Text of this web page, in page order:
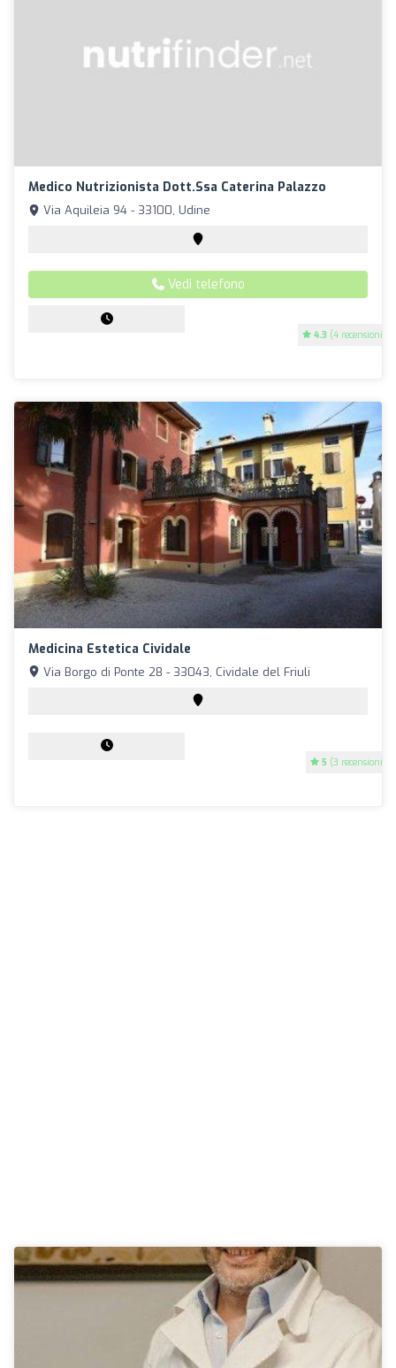
Medico Nutrizionista Dott.ssa Caterina Palazzo
4.3 (4 recensioni)
Via Aquileia 94 - 33100, Udine
Vedi telefono
Medicina Estetica Cividale
5 (3 recensioni)
Via Borgo di Ponte 28 - 33043, Cividale del Friuli